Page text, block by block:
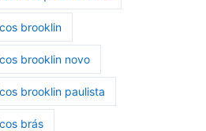
brooklin
brooklin novo
brooklin paulista
brás